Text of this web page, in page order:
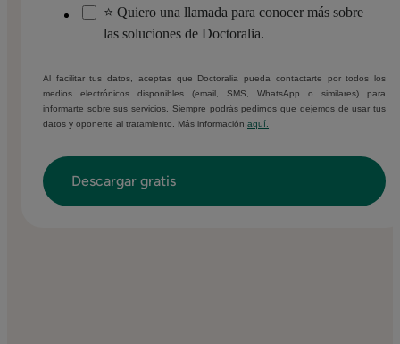
⭐ Quiero una llamada para conocer más sobre
las soluciones de Doctoralia.
Al facilitar tus datos, aceptas que Doctoralia pueda contactarte por todos los
medios electrónicos disponibles (email, SMS, WhatsApp o similares) para
informarte sobre sus servicios. Siempre podrás pedirnos que dejemos de usar tus
datos y oponerte al tratamiento. Más información aquí.